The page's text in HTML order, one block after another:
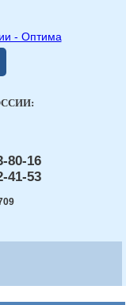
80-16
41-53